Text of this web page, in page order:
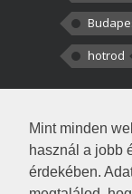
Mint minden
használ a jobb
érdekében.
hotrod
darabbaal